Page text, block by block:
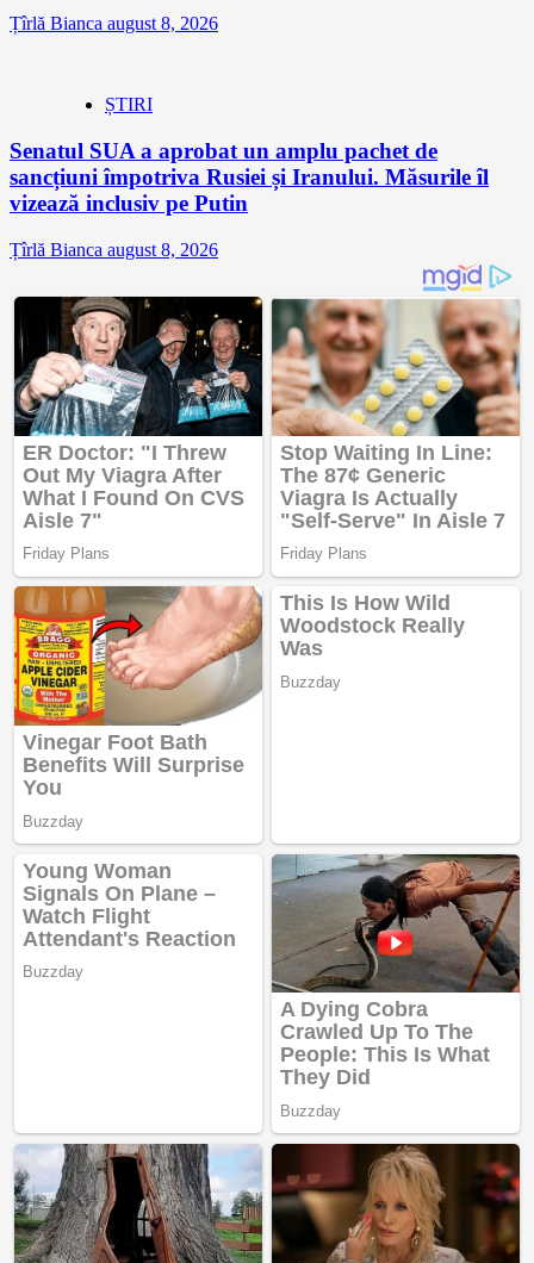
Țîrlă Bianca august 8, 2026
ȘTIRI
Senatul SUA a aprobat un amplu pachet de
sancțiuni împotriva Rusiei și Iranului. Măsurile îl
vizează inclusiv pe Putin
Țîrlă Bianca august 8, 2026